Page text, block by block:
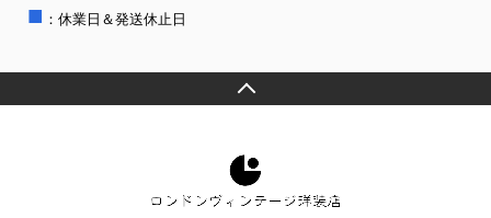
■ ：休業日＆発送休止日